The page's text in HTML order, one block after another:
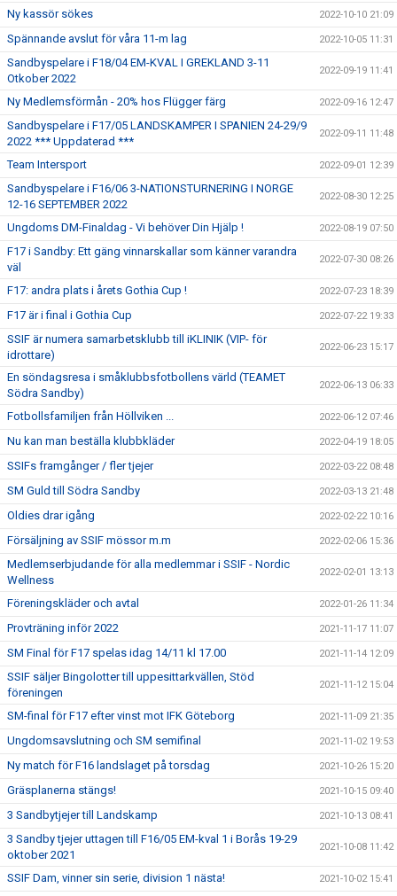
Ny kassör sökes 2022-10-10 21:09
Spännande avslut för våra 11-m lag 2022-10-05 11:31
Sandbyspelare i F18/04 EM-KVAL I GREKLAND 3-11
Otkober 2022
2022-09-19 11:41
Ny Medlemsförmån - 20% hos Flügger färg 2022-09-16 12:47
Sandbyspelare i F17/05 LANDSKAMPER I SPANIEN 24-29/9
2022 *** Uppdaterad ***
2022-09-11 11:48
Team Intersport 2022-09-01 12:39
Sandbyspelare i F16/06 3-NATIONSTURNERING I NORGE
12-16 SEPTEMBER 2022
2022-08-30 12:25
Ungdoms DM-Finaldag - Vi behöver Din Hjälp ! 2022-08-19 07:50
F17 i Sandby: Ett gäng vinnarskallar som känner varandra
väl
2022-07-30 08:26
F17: andra plats i årets Gothia Cup ! 2022-07-23 18:39
F17 är i final i Gothia Cup 2022-07-22 19:33
SSIF är numera samarbetsklubb till iKLINIK (VIP- för
idrottare)
2022-06-23 15:17
En söndagsresa i småklubbsfotbollens värld (TEAMET
Södra Sandby)
2022-06-13 06:33
Fotbollsfamiljen från Höllviken ... 2022-06-12 07:46
Nu kan man beställa klubbkläder 2022-04-19 18:05
SSIFs framgånger / fler tjejer 2022-03-22 08:48
SM Guld till Södra Sandby 2022-03-13 21:48
Oldies drar igång 2022-02-22 10:16
Försäljning av SSIF mössor m.m 2022-02-06 15:36
Medlemserbjudande för alla medlemmar i SSIF - Nordic
Wellness
2022-02-01 13:13
Föreningskläder och avtal 2022-01-26 11:34
Provträning inför 2022 2021-11-17 11:07
SM Final för F17 spelas idag 14/11 kl 17.00 2021-11-14 12:09
SSIF säljer Bingolotter till uppesittarkvällen, Stöd
föreningen
2021-11-12 15:04
SM-final för F17 efter vinst mot IFK Göteborg 2021-11-09 21:35
Ungdomsavslutning och SM semifinal 2021-11-02 19:53
Ny match för F16 landslaget på torsdag 2021-10-26 15:20
Gräsplanerna stängs! 2021-10-15 09:40
3 Sandbytjejer till Landskamp 2021-10-13 08:41
3 Sandby tjejer uttagen till F16/05 EM-kval 1 i Borås 19-29
oktober 2021
2021-10-08 11:42
SSIF Dam, vinner sin serie, division 1 nästa! 2021-10-02 15:41